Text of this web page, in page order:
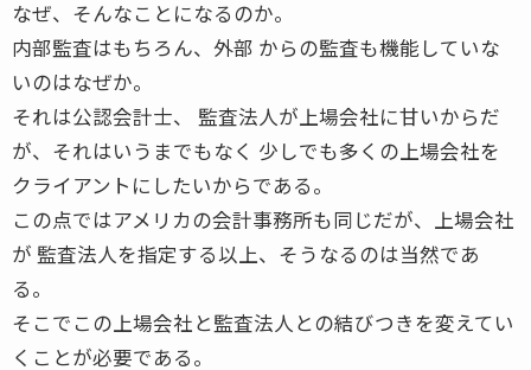
なぜ、そんなことになるのか。
内部監査はもちろん、外部 からの監査も機能していな
いのはなぜか。
それは公認会計士、 監査法人が上場会社に甘いからだ
が、それはいうまでもなく 少しでも多くの上場会社を
クライアントにしたいからである。
この点ではアメリカの会計事務所も同じだが、上場会社
が 監査法人を指定する以上、そうなるのは当然であ
る。
そこでこの上場会社と監査法人との結びつきを変えてい
くことが必要である。